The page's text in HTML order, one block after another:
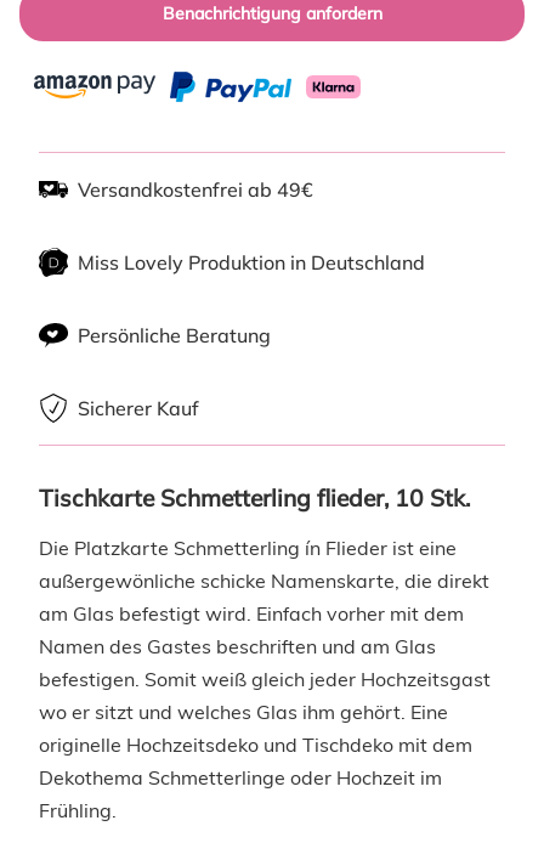
Benachrichtigung anfordern
Versandkostenfrei ab 49€
Miss Lovely Produktion in Deutschland
Persönliche Beratung
Sicherer Kauf
Tischkarte Schmetterling flieder, 10 Stk.
Die Platzkarte Schmetterling ín Flieder ist eine
außergewönliche schicke Namenskarte, die direkt
am Glas befestigt wird. Einfach vorher mit dem
Namen des Gastes beschriften und am Glas
befestigen. Somit weiß gleich jeder Hochzeitsgast
wo er sitzt und welches Glas ihm gehört. Eine
originelle Hochzeitsdeko und Tischdeko mit dem
Dekothema Schmetterlinge oder Hochzeit im
Frühling.